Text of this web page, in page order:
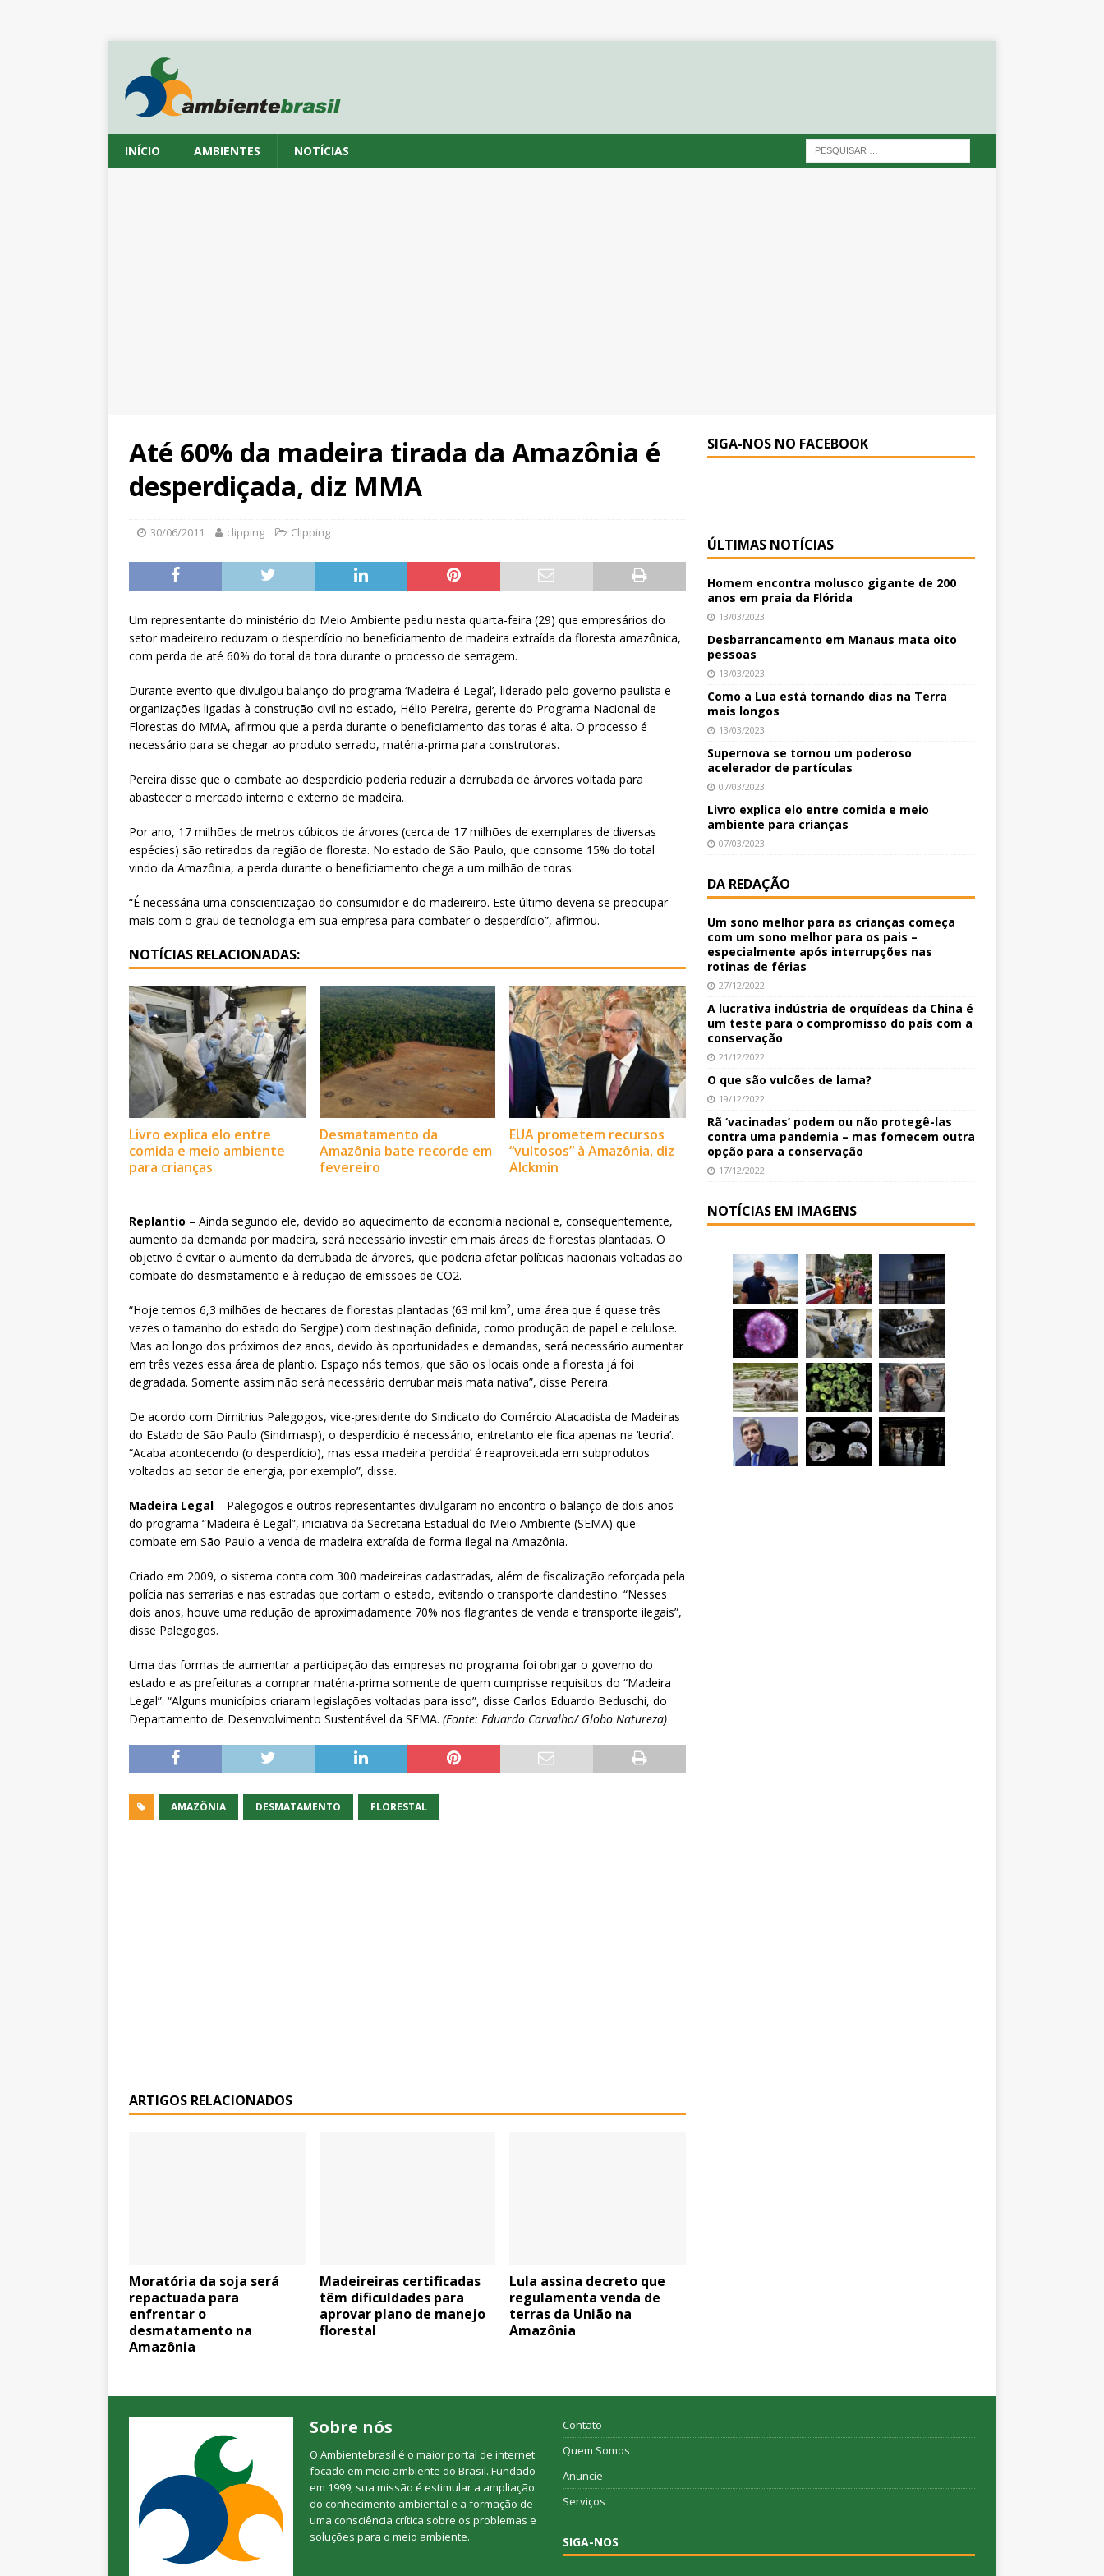
INÍCIO AMBIENTES NOTÍCIAS
Até 60% da madeira tirada da Amazônia é
desperdiçada, diz MMA
30/06/2011 clipping Clipping
Um representante do ministério do Meio Ambiente pediu nesta quarta-feira (29) que empresários do
setor madeireiro reduzam o desperdício no beneficiamento de madeira extraída da floresta amazônica,
com perda de até 60% do total da tora durante o processo de serragem.
Durante evento que divulgou balanço do programa ‘Madeira é Legal’, liderado pelo governo paulista e
organizações ligadas à construção civil no estado, Hélio Pereira, gerente do Programa Nacional de
Florestas do MMA, afirmou que a perda durante o beneficiamento das toras é alta. O processo é
necessário para se chegar ao produto serrado, matéria-prima para construtoras.
Pereira disse que o combate ao desperdício poderia reduzir a derrubada de árvores voltada para
abastecer o mercado interno e externo de madeira.
Por ano, 17 milhões de metros cúbicos de árvores (cerca de 17 milhões de exemplares de diversas
espécies) são retirados da região de floresta. No estado de São Paulo, que consome 15% do total
vindo da Amazônia, a perda durante o beneficiamento chega a um milhão de toras.
“É necessária uma conscientização do consumidor e do madeireiro. Este último deveria se preocupar
mais com o grau de tecnologia em sua empresa para combater o desperdício”, afirmou.
NOTÍCIAS RELACIONADAS:
Livro explica elo entre
comida e meio ambiente
para crianças
Desmatamento da
Amazônia bate recorde em
fevereiro
EUA prometem recursos
“vultosos” à Amazônia, diz
Alckmin
Replantio – Ainda segundo ele, devido ao aquecimento da economia nacional e, consequentemente,
aumento da demanda por madeira, será necessário investir em mais áreas de florestas plantadas. O
objetivo é evitar o aumento da derrubada de árvores, que poderia afetar políticas nacionais voltadas ao
combate do desmatamento e à redução de emissões de CO2.
“Hoje temos 6,3 milhões de hectares de florestas plantadas (63 mil km², uma área que é quase três
vezes o tamanho do estado do Sergipe) com destinação definida, como produção de papel e celulose.
Mas ao longo dos próximos dez anos, devido às oportunidades e demandas, será necessário aumentar
em três vezes essa área de plantio. Espaço nós temos, que são os locais onde a floresta já foi
degradada. Somente assim não será necessário derrubar mais mata nativa”, disse Pereira.
De acordo com Dimitrius Palegogos, vice-presidente do Sindicato do Comércio Atacadista de Madeiras
do Estado de São Paulo (Sindimasp), o desperdício é necessário, entretanto ele fica apenas na ‘teoria’.
“Acaba acontecendo (o desperdício), mas essa madeira ‘perdida’ é reaproveitada em subprodutos
voltados ao setor de energia, por exemplo”, disse.
Madeira Legal – Palegogos e outros representantes divulgaram no encontro o balanço de dois anos
do programa “Madeira é Legal”, iniciativa da Secretaria Estadual do Meio Ambiente (SEMA) que
combate em São Paulo a venda de madeira extraída de forma ilegal na Amazônia.
Criado em 2009, o sistema conta com 300 madeireiras cadastradas, além de fiscalização reforçada pela
polícia nas serrarias e nas estradas que cortam o estado, evitando o transporte clandestino. “Nesses
dois anos, houve uma redução de aproximadamente 70% nos flagrantes de venda e transporte ilegais”,
disse Palegogos.
Uma das formas de aumentar a participação das empresas no programa foi obrigar o governo do
estado e as prefeituras a comprar matéria-prima somente de quem cumprisse requisitos do “Madeira
Legal”. “Alguns municípios criaram legislações voltadas para isso”, disse Carlos Eduardo Beduschi, do
Departamento de Desenvolvimento Sustentável da SEMA. (Fonte: Eduardo Carvalho/ Globo Natureza)
AMAZÔNIA DESMATAMENTO FLORESTAL
ARTIGOS RELACIONADOS
Moratória da soja será
repactuada para
enfrentar o
desmatamento na
Amazônia
Madeireiras certificadas
têm dificuldades para
aprovar plano de manejo
florestal
Lula assina decreto que
regulamenta venda de
terras da União na
Amazônia
SIGA-NOS NO FACEBOOK
ÚLTIMAS NOTÍCIAS
Homem encontra molusco gigante de 200
anos em praia da Flórida
13/03/2023
Desbarrancamento em Manaus mata oito
pessoas
13/03/2023
Como a Lua está tornando dias na Terra
mais longos
13/03/2023
Supernova se tornou um poderoso
acelerador de partículas
07/03/2023
Livro explica elo entre comida e meio
ambiente para crianças
07/03/2023
DA REDAÇÃO
Um sono melhor para as crianças começa
com um sono melhor para os pais –
especialmente após interrupções nas
rotinas de férias
27/12/2022
A lucrativa indústria de orquídeas da China é
um teste para o compromisso do país com a
conservação
21/12/2022
O que são vulcões de lama?
19/12/2022
Rã ‘vacinadas’ podem ou não protegê-las
contra uma pandemia – mas fornecem outra
opção para a conservação
17/12/2022
NOTÍCIAS EM IMAGENS
Sobre nós
O Ambientebrasil é o maior portal de internet
focado em meio ambiente do Brasil. Fundado
em 1999, sua missão é estimular a ampliação
do conhecimento ambiental e a formação de
uma consciência crítica sobre os problemas e
soluções para o meio ambiente.
Contato
Quem Somos
Anuncie
Serviços
SIGA-NOS